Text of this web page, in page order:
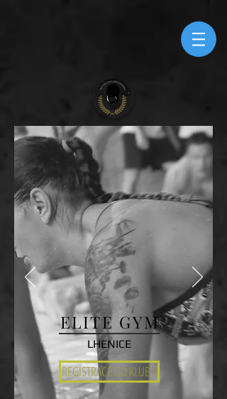
LHENICE
REGISTRACE DO KLUBU
ELITE GYM